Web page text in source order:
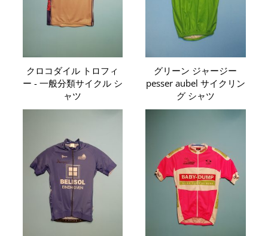
クロコダイル トロフィ
ー - 一般分類サイクル シ
ャツ
グリーン ジャージー
pesser aubel サイクリン
グ シャツ